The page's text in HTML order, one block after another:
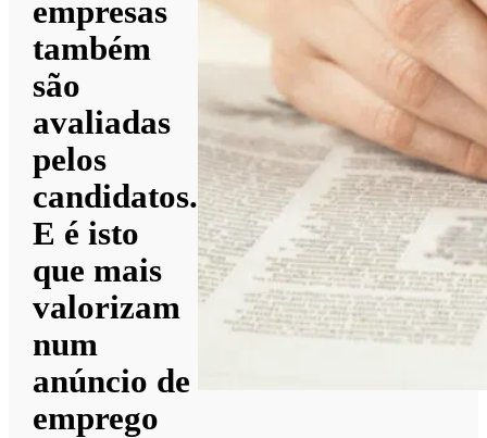
empresas
também
são
avaliadas
pelos
candidatos.
E é isto
que mais
valorizam
num
anúncio de
emprego